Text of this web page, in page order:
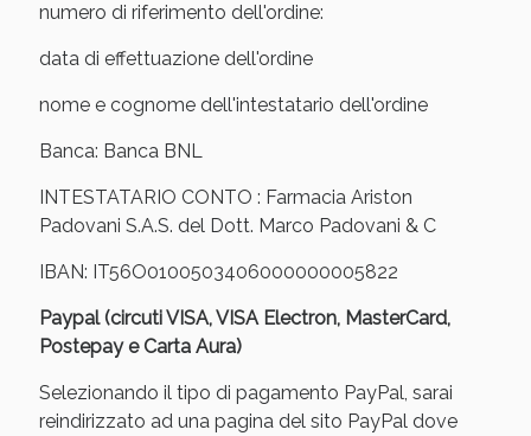
numero di riferimento dell'ordine:
data di effettuazione dell'ordine
nome e cognome dell'intestatario dell'ordine
Banca: Banca BNL
INTESTATARIO CONTO : Farmacia Ariston
Padovani S.A.S. del Dott. Marco Padovani & C
IBAN: IT56O0100503406000000005822
Paypal (circuti VISA, VISA Electron, MasterCard,
Postepay e Carta Aura)
Selezionando il tipo di pagamento PayPal, sarai
reindirizzato ad una pagina del sito PayPal dove